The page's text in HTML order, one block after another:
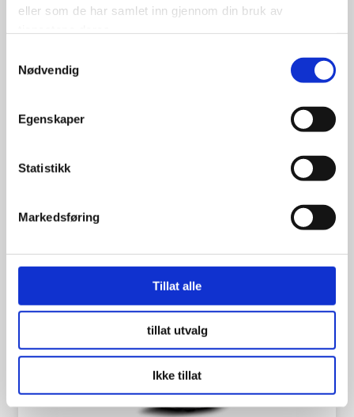
eller som de har samlet inn gjennom din bruk av
Nødvendig
Egenskaper
Statistikk
Markedsføring
Tillat alle
tillat utvalg
Ikke tillat